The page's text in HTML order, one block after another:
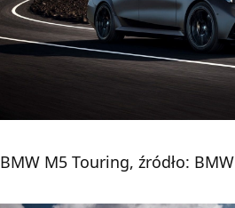
BMW M5 Touring, źródło: BMW